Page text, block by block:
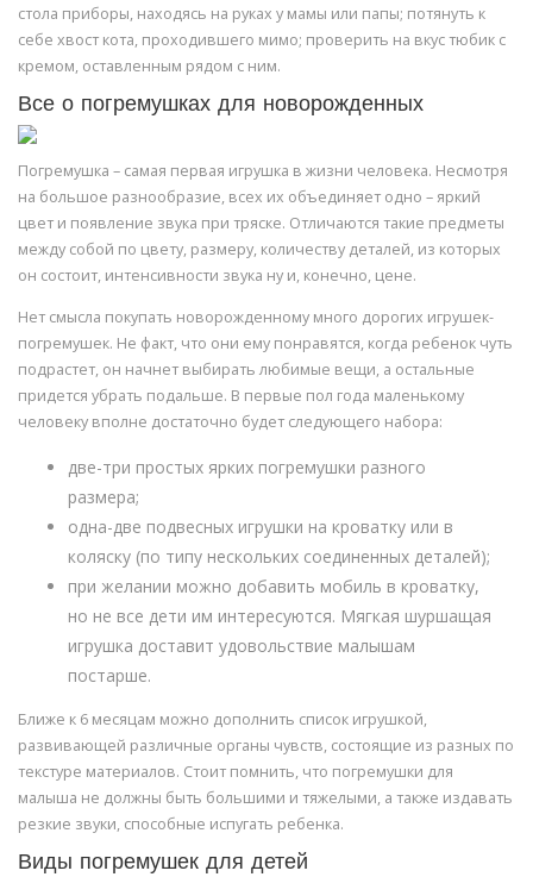
стола приборы, находясь на руках у мамы или папы; потянуть к
себе хвост кота, проходившего мимо; проверить на вкус тюбик с
кремом, оставленным рядом с ним.
Все о погремушках для новорожденных
Погремушка – самая первая игрушка в жизни человека. Несмотря
на большое разнообразие, всех их объединяет одно – яркий
цвет и появление звука при тряске. Отличаются такие предметы
между собой по цвету, размеру, количеству деталей, из которых
он состоит, интенсивности звука ну и, конечно, цене.
Нет смысла покупать новорожденному много дорогих игрушек-
погремушек. Не факт, что они ему понравятся, когда ребенок чуть
подрастет, он начнет выбирать любимые вещи, а остальные
придется убрать подальше. В первые пол года маленькому
человеку вполне достаточно будет следующего набора:
две-три простых ярких погремушки разного
размера;
одна-две подвесных игрушки на кроватку или в
коляску (по типу нескольких соединенных деталей);
при желании можно добавить мобиль в кроватку,
но не все дети им интересуются. Мягкая шуршащая
игрушка доставит удовольствие малышам
постарше.
Ближе к 6 месяцам можно дополнить список игрушкой,
развивающей различные органы чувств, состоящие из разных по
текстуре материалов. Стоит помнить, что погремушки для
малыша не должны быть большими и тяжелыми, а также издавать
резкие звуки, способные испугать ребенка.
Виды погремушек для детей